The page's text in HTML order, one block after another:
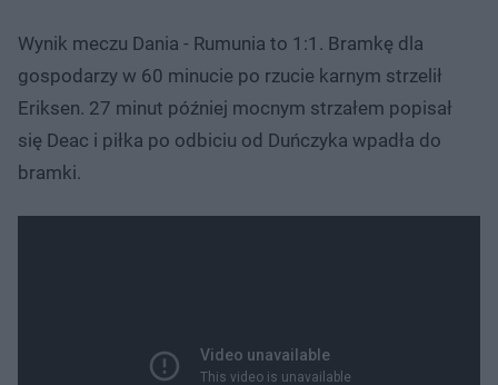
Wynik meczu Dania - Rumunia to 1:1. Bramkę dla
gospodarzy w 60 minucie po rzucie karnym strzelił
Eriksen. 27 minut później mocnym strzałem popisał
się Deac i piłka po odbiciu od Duńczyka wpadła do
bramki.